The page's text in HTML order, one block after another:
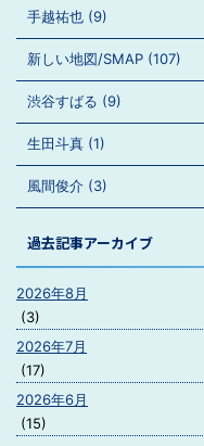
手越祐也 (9)
新しい地図/SMAP (107)
渋谷すばる (9)
生田斗真 (1)
風間俊介 (3)
過去記事アーカイブ
2026年8月
(3)
2026年7月
(17)
2026年6月
(15)